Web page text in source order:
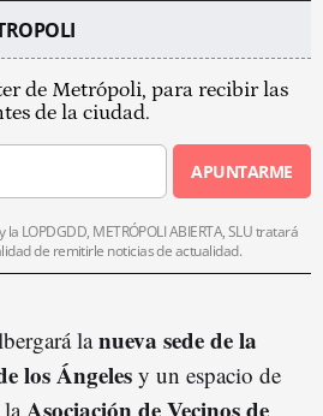
de Metrópoli, para recibir las
de la ciudad.
APUNTARME
LOPDGDD, METRÓPOLI ABIERTA, SLU tratará
de remitirle noticias de actualidad.
lanueva sede de la
los Ángeles y un espacio de
Asociación de Vecinos de